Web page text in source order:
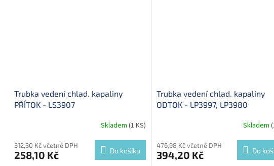
Trubka vedení chlad. kapaliny
PŘÍTOK - LS3907
Skladem (1 KS)
312,30 Kč včetně DPH
258,10 Kč Do košíku
Trubka vedení chlad. kapaliny
ODTOK - LP3997, LP3980
Skladem
476,98 Kč včetně DPH
394,20 Kč Do